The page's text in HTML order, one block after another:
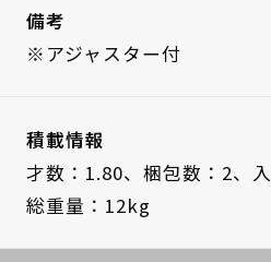
備考
※アジャスター付
積載情報
才数：1.80、 梱包数：2、
総重量：12kg